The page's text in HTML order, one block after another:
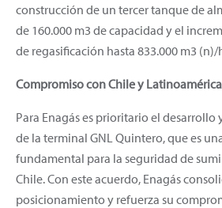
construcción de un tercer tanque de
de 160.000 m3 de capacidad y el
de regasificación hasta 833.000 m3 (n)/
Compromiso con Chile y Latinoamérica
Para Enagás es prioritario el
de la terminal GNL Quintero, que es
fundamental para la seguridad de
Chile. Con este acuerdo, Enagás
posicionamiento y refuerza su